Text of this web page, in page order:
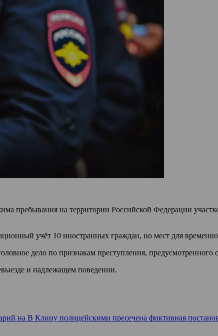
пребывания на территории Российской Федерации
учёт 10 иностранных граждан, но мест для
дело по признакам преступления,
и надлежащем поведении.
на В Клину полицейскими пресечена фиктивная